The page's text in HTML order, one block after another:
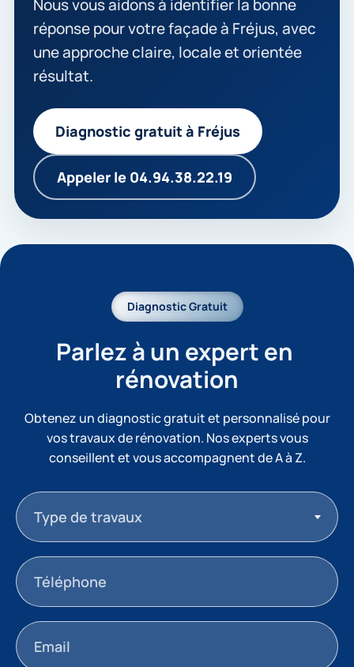
Nous vous aidons à identifier la bonne
réponse pour votre façade à Fréjus, avec
une approche claire, locale et orientée
résultat.
Diagnostic gratuit à Fréjus
Appeler le 04.94.38.22.19
Diagnostic Gratuit
Parlez à un expert en
rénovation
Obtenez un diagnostic gratuit et personnalisé pour
vos travaux de rénovation. Nos experts vous
conseillent et vous accompagnent de A à Z.
Type de travaux